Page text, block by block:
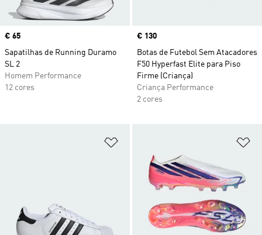
Price
€ 65
Sapatilhas de Running Duramo
SL 2
Homem Performance
12 cores
Price
€ 130
Botas de Futebol Sem Atacadores
F50 Hyperfast Elite para Piso
Firme (Criança)
Criança Performance
2 cores